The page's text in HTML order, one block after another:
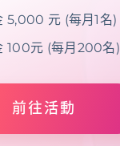
5,000 元 (每月1名)
100元 (每月200名)
前往活動